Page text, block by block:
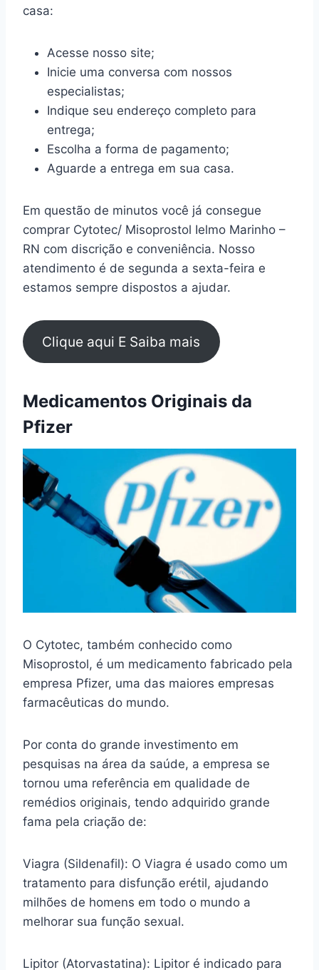
casa:
Acesse nosso site;
Inicie uma conversa com nossos
especialistas;
Indique seu endereço completo para
entrega;
Escolha a forma de pagamento;
Aguarde a entrega em sua casa.
Em questão de minutos você já consegue
comprar Cytotec/ Misoprostol Ielmo Marinho –
RN com discrição e conveniência. Nosso
atendimento é de segunda a sexta-feira e
estamos sempre dispostos a ajudar.
Clique aqui E Saiba mais
Medicamentos Originais da
Pfizer
O Cytotec, também conhecido como
Misoprostol, é um medicamento fabricado pela
empresa Pfizer, uma das maiores empresas
farmacêuticas do mundo.
Por conta do grande investimento em
pesquisas na área da saúde, a empresa se
tornou uma referência em qualidade de
remédios originais, tendo adquirido grande
fama pela criação de:
Viagra (Sildenafil): O Viagra é usado como um
tratamento para disfunção erétil, ajudando
milhões de homens em todo o mundo a
melhorar sua função sexual.
Lipitor (Atorvastatina): Lipitor é indicado para